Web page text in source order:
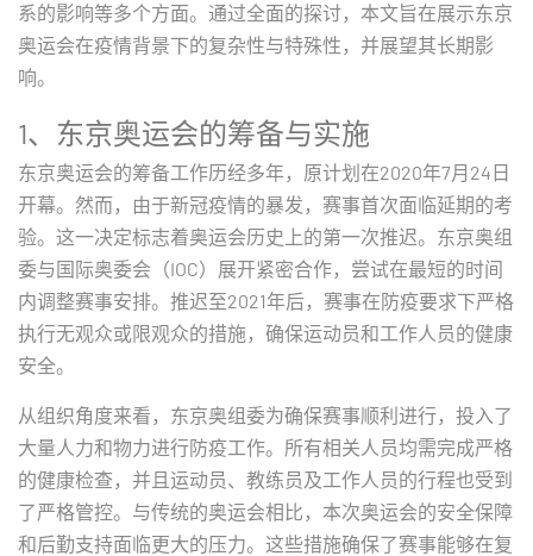
系的影响等多个方面。通过全面的探讨，本文旨在展示东京
奥运会在疫情背景下的复杂性与特殊性，并展望其长期影
响。
1、东京奥运会的筹备与实施
东京奥运会的筹备工作历经多年，原计划在2020年7月24日
开幕。然而，由于新冠疫情的暴发，赛事首次面临延期的考
验。这一决定标志着奥运会历史上的第一次推迟。东京奥组
委与国际奥委会（IOC）展开紧密合作，尝试在最短的时间
内调整赛事安排。推迟至2021年后，赛事在防疫要求下严格
执行无观众或限观众的措施，确保运动员和工作人员的健康
安全。
从组织角度来看，东京奥组委为确保赛事顺利进行，投入了
大量人力和物力进行防疫工作。所有相关人员均需完成严格
的健康检查，并且运动员、教练员及工作人员的行程也受到
了严格管控。与传统的奥运会相比，本次奥运会的安全保障
和后勤支持面临更大的压力。这些措施确保了赛事能够在复